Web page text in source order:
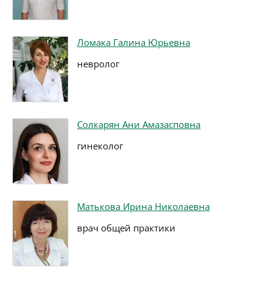
Ломака Галина Юрьевна
невролог
Солкарян Ани Амазасповна
гинеколог
Матькова Ирина Николаевна
врач общей практики